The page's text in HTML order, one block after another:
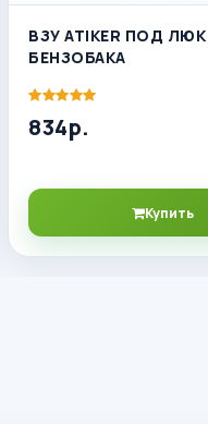
ВЗУ ATIKER ПОД ЛЮК
БЕНЗОБАКА
834р.
Купить